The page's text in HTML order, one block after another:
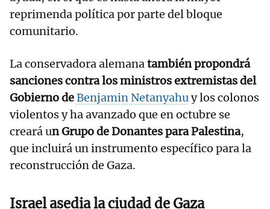
reprimenda política por parte del bloque
comunitario.
La conservadora alemanatambién propondrá
sanciones contra los ministros extremistas del
Gobierno deBenjamin Netanyahuy los colonos
violentos y ha avanzado que en octubre se
creará un Grupo de Donantes para Palestina,
que incluirá un instrumento específico para la
reconstrucción de Gaza.
Israel asedia la ciudad de Gaza